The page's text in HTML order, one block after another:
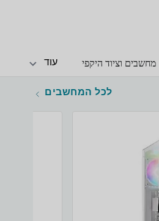
מחשבים וציוד היקפי עוד
לכל המחשבים